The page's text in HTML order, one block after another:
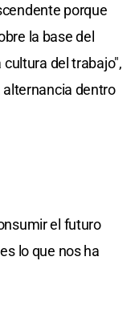
porque
la base del
del trabajo",
alternancia dentro
el futuro
lo que nos ha